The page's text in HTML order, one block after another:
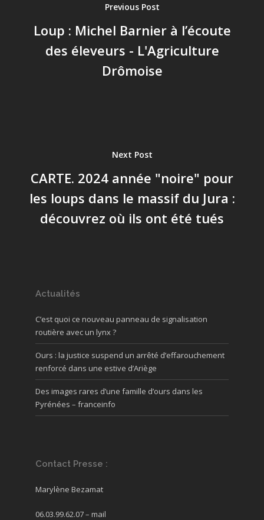
Previous Post
Loup : Michel Barnier à l’écoute
des éleveurs - L'Agriculture
Drômoise
Next Post
CARTE. 2024 année "noire" pour
les loups dans le massif du Jura :
découvrez où ils ont été tués
Actualités
C’est quoi ce nouveau panneau de signalisation
routière avec un lynx ?
Ours : la justice suspend un arrêté d’effarouchement
renforcé dans une estive d’Ariège
Des images rares d’une famille d’ours dans les
Pyrénées – franceinfo
Contact Presse :
Marylène Bezamat
06.03.99.62.07 – mail